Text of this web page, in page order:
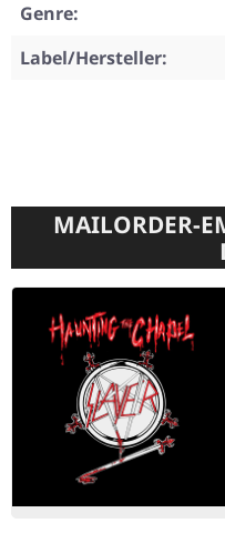
Genre:
Label/Hersteller:
MAILORDER-